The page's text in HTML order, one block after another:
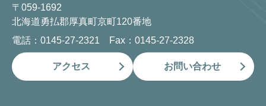
〒059-1692
北海道勇払郡厚真町京町120番地
電話：0145-27-2321 Fax：0145-27-2328
アクセス お問い合わせ